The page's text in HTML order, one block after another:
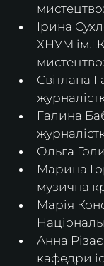
Ірина
ХНУМ
Світлана
Галина
Ольга
Марина
музична
Марія
Анна
кафедри